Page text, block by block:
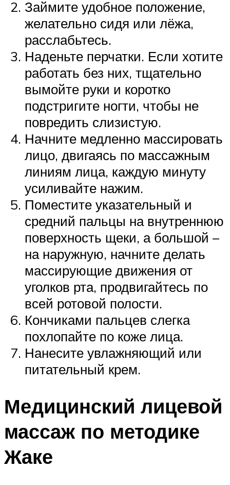
Займите удобное положение,
желательно сидя или лёжа,
расслабьтесь.
Наденьте перчатки. Если хотите
работать без них, тщательно
вымойте руки и коротко
подстригите ногти, чтобы не
повредить слизистую.
Начните медленно массировать
лицо, двигаясь по массажным
линиям лица, каждую минуту
усиливайте нажим.
Поместите указательный и
средний пальцы на внутреннюю
поверхность щеки, а большой –
на наружную, начните делать
массирующие движения от
уголков рта, продвигайтесь по
всей ротовой полости.
Кончиками пальцев слегка
похлопайте по коже лица.
Нанесите увлажняющий или
питательный крем.
Медицинский лицевой
массаж по методике
Жаке